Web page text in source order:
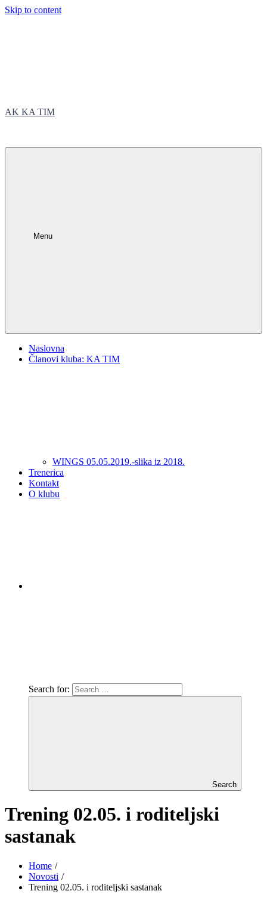
Skip to content
AK KA TIM
Menu
Naslovna
Članovi kluba: KA TIM
WINGS 05.05.2019.-slika iz 2018.
Trenerica
Kontakt
O klubu
Search for:
Search
Trening 02.05. i roditeljski
sastanak
Home
Novosti
Trening 02.05. i roditeljski sastanak